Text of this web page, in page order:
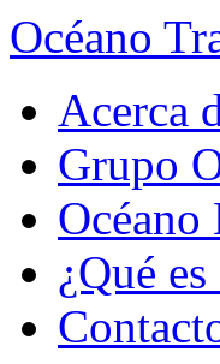
Océano
Acerca
Grupo
¿Qué